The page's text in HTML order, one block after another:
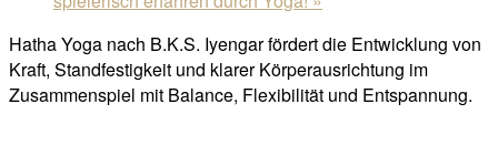
Hatha Yoga nach B.K.S. Iyengar fördert die Entwicklung von
Kraft, Standfestigkeit und klarer Körperausrichtung im
Zusammenspiel mit Balance, Flexibilität und Entspannung.